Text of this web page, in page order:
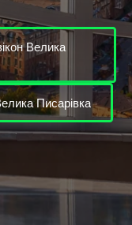
Велика
Писарівка